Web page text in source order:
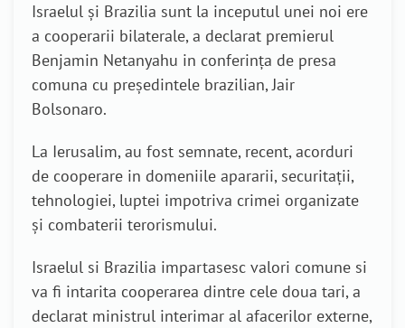
Israelul şi Brazilia sunt la inceputul unei noi ere
a cooperarii bilaterale, a declarat premierul
Benjamin Netanyahu in conferinţa de presa
comuna cu preşedintele brazilian, Jair
Bolsonaro.
La Ierusalim, au fost semnate, recent, acorduri
de cooperare in domeniile apararii, securitaţii,
tehnologiei, luptei impotriva crimei organizate
şi combaterii terorismului.
Israelul si Brazilia impartasesc valori comune si
va fi intarita cooperarea dintre cele doua tari, a
declarat ministrul interimar al afacerilor externe,